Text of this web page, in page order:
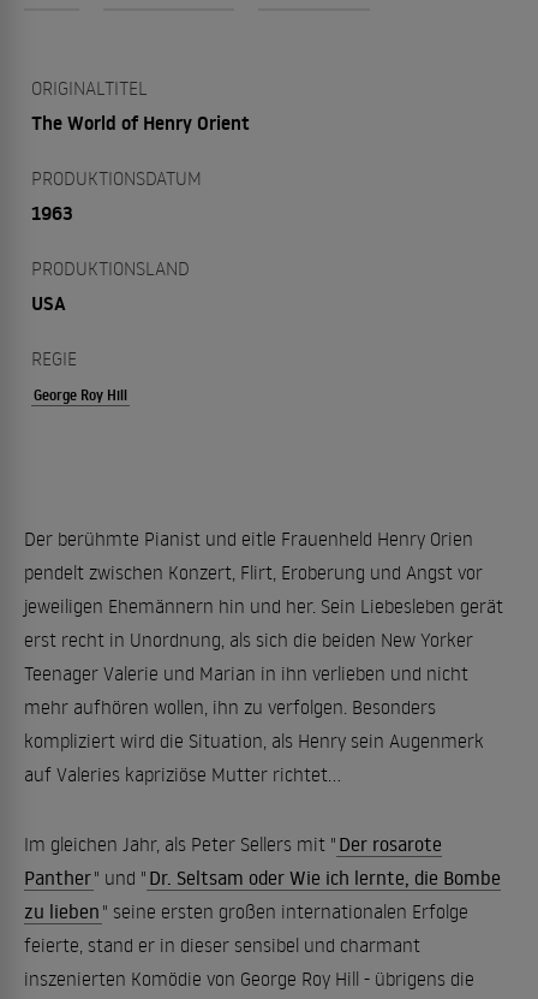
ORIGINALTITEL
The World of Henry Orient
PRODUKTIONSDATUM
1963
PRODUKTIONSLAND
USA
REGIE
George Roy Hill
Der berühmte Pianist und eitle Frauenheld Henry Orien
pendelt zwischen Konzert, Flirt, Eroberung und Angst vor
jeweiligen Ehemännern hin und her. Sein Liebesleben gerät
erst recht in Unordnung, als sich die beiden New Yorker
Teenager Valerie und Marian in ihn verlieben und nicht
mehr aufhören wollen, ihn zu verfolgen. Besonders
kompliziert wird die Situation, als Henry sein Augenmerk
auf Valeries kapriziöse Mutter richtet...
Im gleichen Jahr, als Peter Sellers mit " Der rosarote
Panther" und " Dr. Seltsam oder Wie ich lernte, die Bombe
zu lieben " seine ersten großen internationalen Erfolge
feierte, stand er in dieser sensibel und charmant
inszenierten Komödie von George Roy Hill - übrigens die